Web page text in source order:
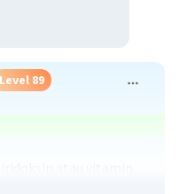
Level 89